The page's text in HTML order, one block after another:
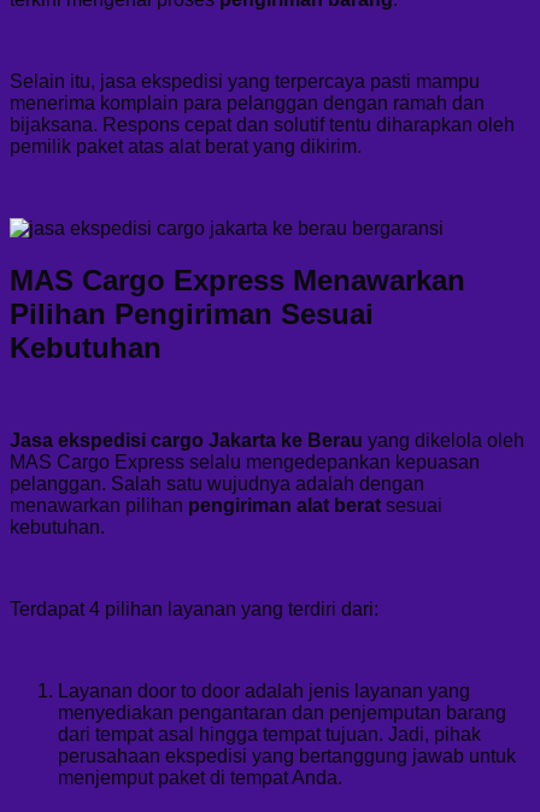
Selain itu, jasa ekspedisi yang terpercaya pasti mampu
menerima komplain para pelanggan dengan ramah dan
bijaksana. Respons cepat dan solutif tentu diharapkan oleh
pemilik paket atas alat berat yang dikirim.
MAS Cargo Express Menawarkan
Pilihan Pengiriman Sesuai
Kebutuhan
Jasa ekspedisi cargo Jakarta ke Berau yang dikelola oleh
MAS Cargo Express selalu mengedepankan kepuasan
pelanggan. Salah satu wujudnya adalah dengan
menawarkan pilihan pengiriman alat berat sesuai
kebutuhan.
Terdapat 4 pilihan layanan yang terdiri dari:
Layanan door to door adalah jenis layanan yang
menyediakan pengantaran dan penjemputan barang
dari tempat asal hingga tempat tujuan. Jadi, pihak
perusahaan ekspedisi yang bertanggung jawab untuk
menjemput paket di tempat Anda.